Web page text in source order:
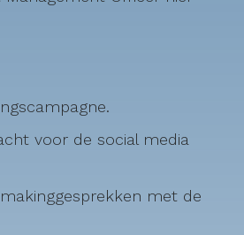
voor de social media
met de